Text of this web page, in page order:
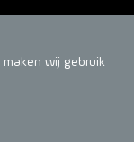
wij gebruik